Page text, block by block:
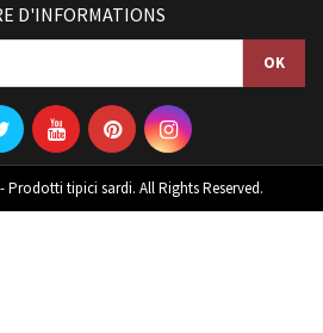
D'INFORMATIONS
Prodotti tipici sardi. All Rights Reserved.